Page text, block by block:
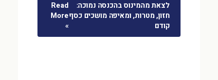
לצאת מהמינוס בהכנסה נמוכה:
חזון, מטרות, ומאיפה מושכים כסף
קודם
Read
More
»